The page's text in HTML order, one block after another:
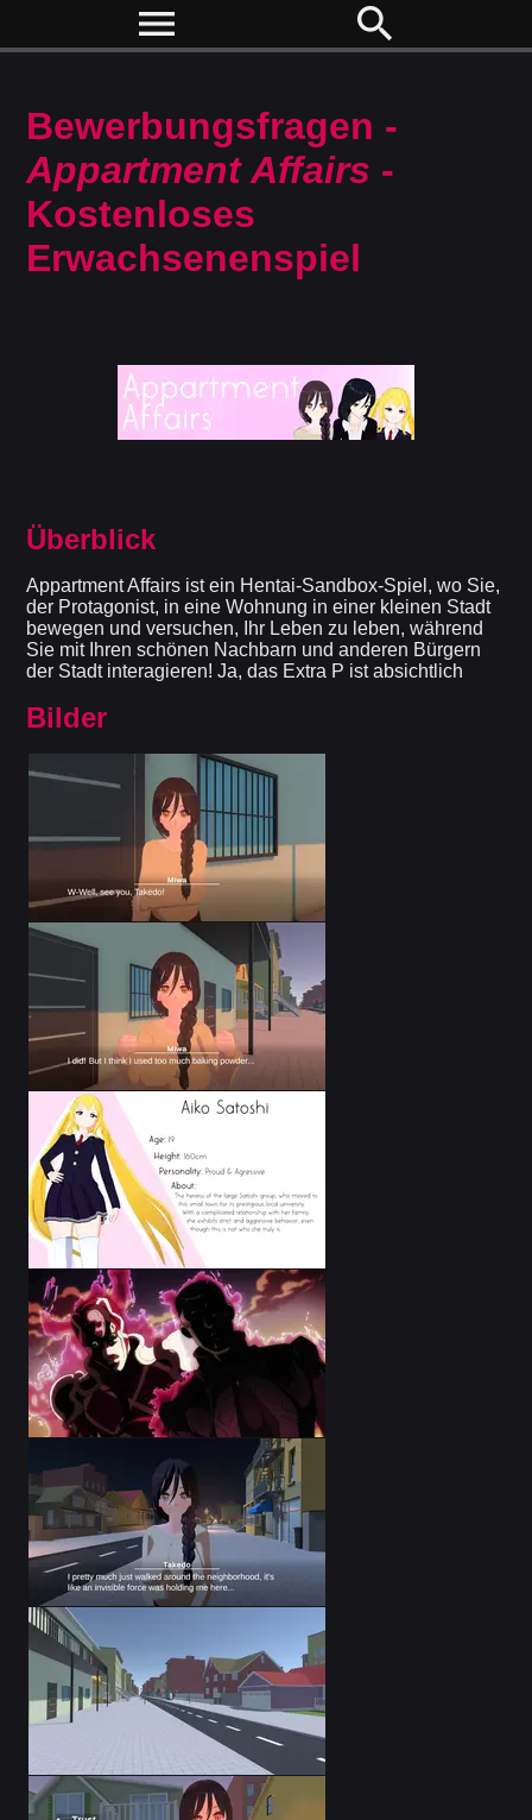
menu search
Bewerbungsfragen -
Appartment Affairs -
Kostenloses
Erwachsenenspiel
Überblick
Appartment Affairs ist ein Hentai-Sandbox-Spiel, wo Sie,
der Protagonist, in eine Wohnung in einer kleinen Stadt
bewegen und versuchen, Ihr Leben zu leben, während
Sie mit Ihren schönen Nachbarn und anderen Bürgern
der Stadt interagieren! Ja, das Extra P ist absichtlich
Bilder